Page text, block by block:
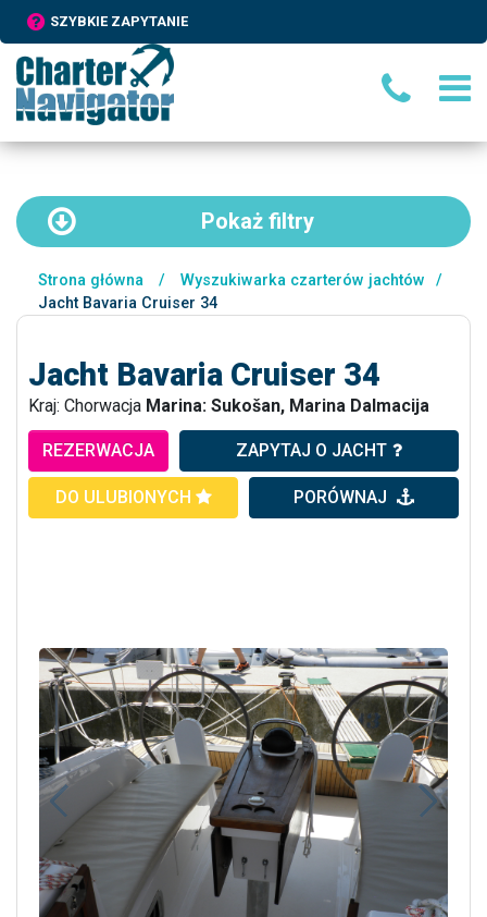
SZYBKIE ZAPYTANIE
Pokaż filtry
Strona główna / Wyszukiwarka czarterów jachtów
/
Jacht Bavaria Cruiser 34
Jacht Bavaria Cruiser 34
Kraj: Chorwacja Marina: Sukošan, Marina Dalmacija
REZERWACJA ZAPYTAJ O JACHT
DO ULUBIONYCH PORÓWNAJ